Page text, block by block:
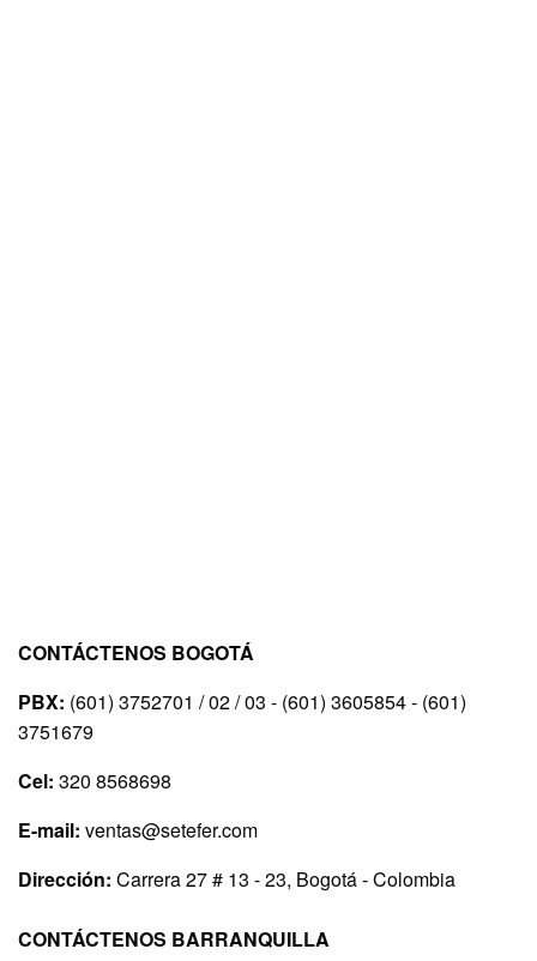
CONTÁCTENOS BOGOTÁ
PBX: (601) 3752701 / 02 / 03 - (601) 3605854 - (601)
3751679
Cel: 320 8568698
E-mail: ventas@setefer.com
Dirección: Carrera 27 # 13 - 23, Bogotá - Colombia
CONTÁCTENOS BARRANQUILLA